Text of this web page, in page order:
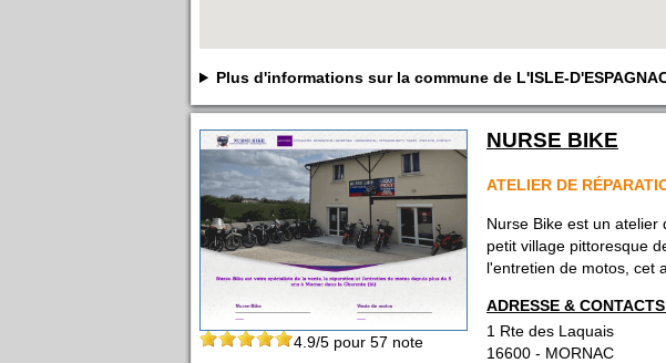
Plus d'informations sur la commune de L'ISLE-
4.9/5 pour 57 note
NURSE BIKE
ATELIER DE
Nurse Bike est un
petit village pittoresque
l'entretien de motos, cet
ADRESSE &
1 Rte des Laquais
16600 - MORNAC